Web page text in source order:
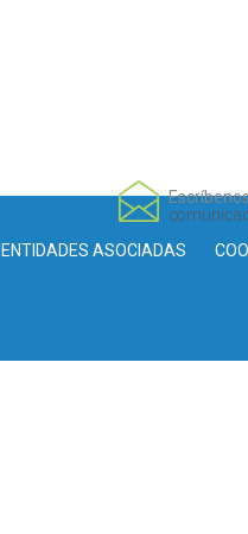
ENTIDADES ASOCIADAS